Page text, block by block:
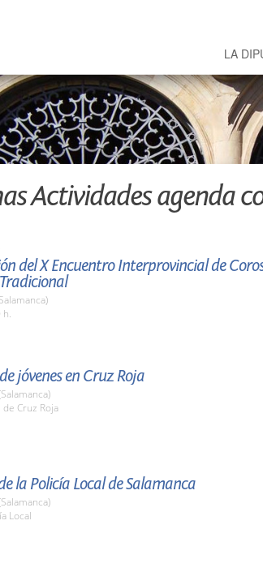
LA
Actividades agenda
del X Encuentro Interprovincial de
h.
jóvenes en Cruz Roja
de Cruz Roja
la Policía Local de Salamanca
Local